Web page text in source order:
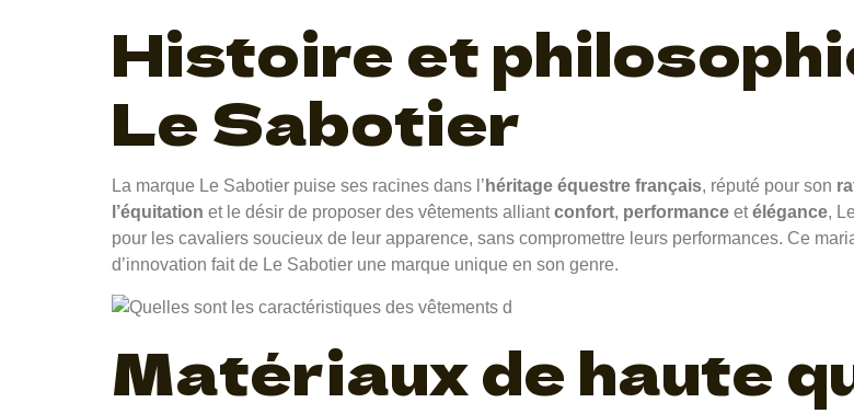
Histoire et
Le Sabotier
La marque Le Sabotier puise ses racines dans l’ héritage équestre français, réputé pour son
l’équitation et le désir de proposer des vêtements alliantconfort, performance etélégance,
pour les cavaliers soucieux de leur apparence, sans compromettre leurs performances. Ce
d’innovation fait de Le Sabotier une marque unique en son genre.
Matériaux de haute